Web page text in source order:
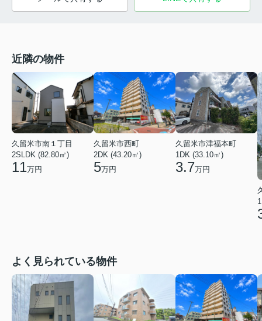
近隣の物件
久留米市南１丁目
2SLDK (82.80㎡)
11万円
久留米市西町
2DK (43.20㎡)
5万円
久留米市津福本町
1DK (33.10㎡)
3.7万円
よく見られている物件